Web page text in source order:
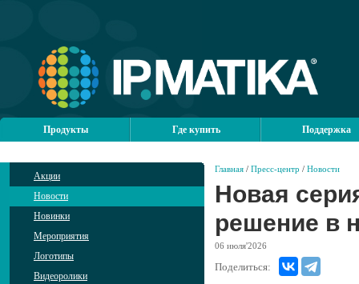
Продукты Где купить Поддержка
Акции
Новости
Новинки
Мероприятия
Логотипы
Видеоролики
Главная / Пресс-центр / Новости
Новая
решение в
06 июля'2026
Поделиться: